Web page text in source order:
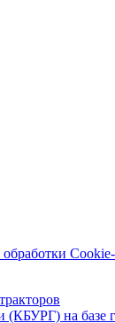
на базе